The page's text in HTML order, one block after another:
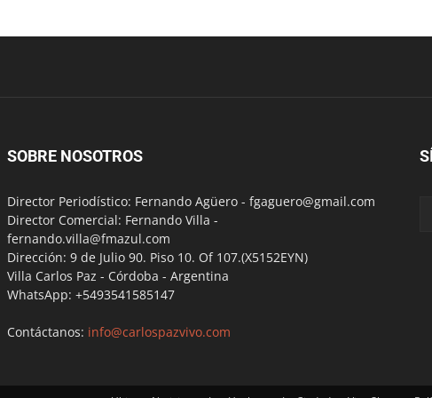
SOBRE NOSOTROS
Director Periodístico: Fernando Agüero - fgaguero@gmail.com
Director Comercial: Fernando Villa -
fernando.villa@fmazul.com
Dirección: 9 de Julio 90. Piso 10. Of 107.(X5152EYN)
Villa Carlos Paz - Córdoba - Argentina
WhatsApp: +5493541585147
Contáctanos: info@carlospazvivo.com